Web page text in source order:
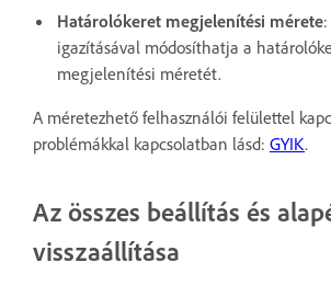
Határolókeret megjelenítési mérete
igazításával módosíthatja a
megjelenítési méretét.
A méretezhető felhasználói felülettel
problémákkal kapcsolatban lásd: GYIK.
Az összes beállítás és
visszaállítása